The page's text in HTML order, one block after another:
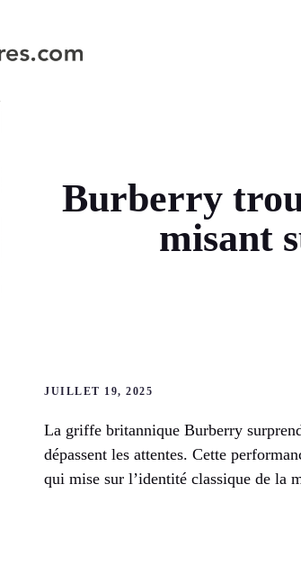
Burberry
misant
JUILLET 19, 2025
La griffe britannique Burberry
dépassent les attentes. Cette
qui mise sur l’identité classique de la